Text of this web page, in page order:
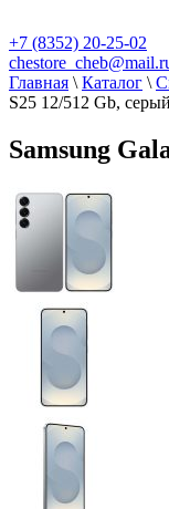
+7 (8352) 20-25-02
Главная \ Каталог \
S25 12/512 Gb, серый
Samsung